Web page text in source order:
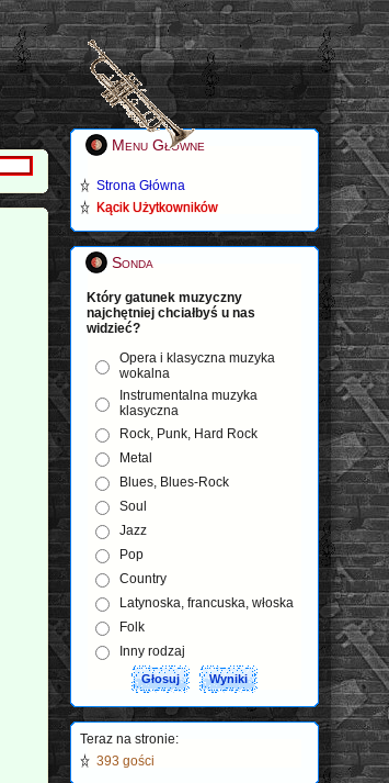
Menu Główne
Strona Główna
Kącik Użytkowników
Sonda
Który gatunek muzyczny
najchętniej chciałbyś u nas
widzieć?
Opera i klasyczna muzyka
wokalna
Instrumentalna muzyka
klasyczna
Rock, Punk, Hard Rock
Metal
Blues, Blues-Rock
Soul
Jazz
Pop
Country
Latynoska, francuska, włoska
Folk
Inny rodzaj
Teraz na stronie:
393 gości